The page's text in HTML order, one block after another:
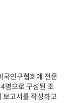
국인구협회에 전문
명으로 구성된 조
고서를 작성하고